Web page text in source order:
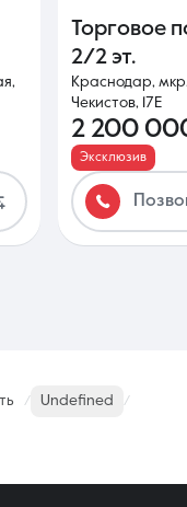
Торговое
2/2 эт.
Краснодар,
Чекистов, 17Е
2 200
Эксклюзив
Undefined